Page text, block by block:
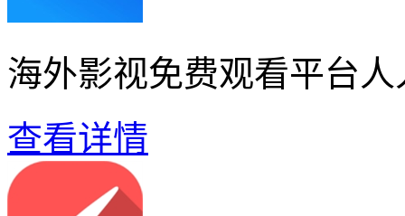
海外影视免费观看平台人
查看详情